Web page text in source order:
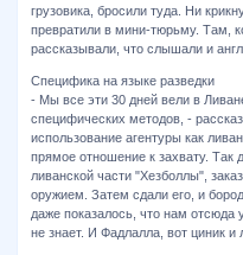
грузовика, бросили туда. Ни
превратили в мини-тюрьму. Там,
рассказывали, что слышали и
Специфика на языке разведки
- Мы все эти 30 дней вели в
специфических методов, -
использование агентуры как
прямое отношение к захвату.
ливанской части "Хезболлы",
оружием. Затем сдали его, и
даже показалось, что нам отсюда
не знает. И Фадлалла, вот циник